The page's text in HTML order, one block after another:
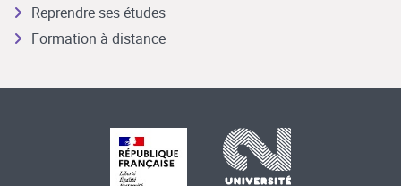
Reprendre ses études
Formation à distance